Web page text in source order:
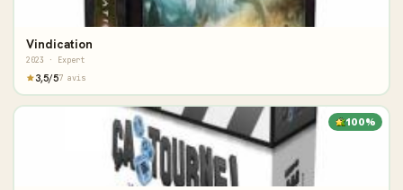
Vindication
2023 · Expert
3,5/57 avis
100%